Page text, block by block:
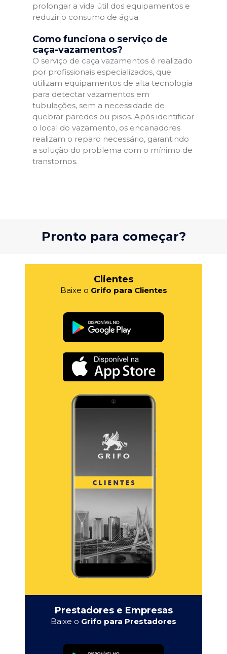
prolongar a vida útil dos equipamentos e
reduzir o consumo de água.
Como funciona o serviço de
caça-vazamentos?
O serviço de caça vazamentos é realizado
por profissionais especializados, que
utilizam equipamentos de alta tecnologia
para detectar vazamentos em
tubulações, sem a necessidade de
quebrar paredes ou pisos. Após identificar
o local do vazamento, os encanadores
realizam o reparo necessário, garantindo
a solução do problema com o mínimo de
transtornos.
Pronto para começar?
Clientes
Baixe o Grifo para Clientes
Prestadores e Empresas
Baixe o Grifo para Prestadores